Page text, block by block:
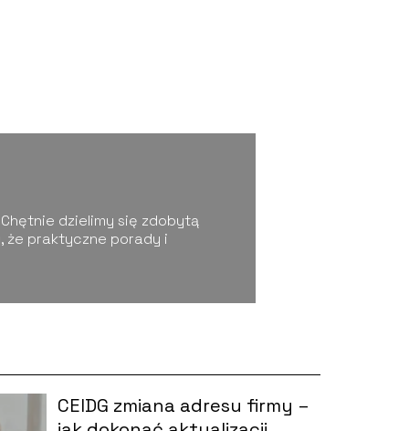
dzielimy się zdobytą
że praktyczne porady i
CEIDG zmiana adresu firmy –